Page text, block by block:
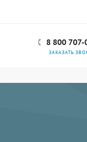
8 800 707-
ЗАКАЗАТЬ